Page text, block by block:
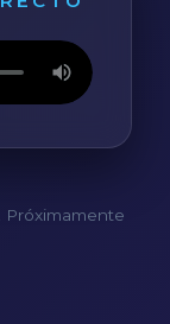
Próximamente